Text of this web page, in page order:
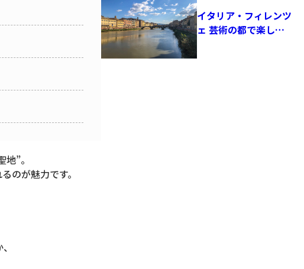
”。
のが魅力です。
イタリア・フィレンツ
ェ 芸術の都で楽しむ
サッカーとルネサンス
の空気